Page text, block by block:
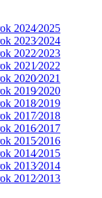
2024⁄2025
2023⁄2024
2022⁄2023
2021⁄2022
2020⁄2021
2019⁄2020
2018⁄2019
2017⁄2018
2016⁄2017
2015⁄2016
2014⁄2015
2013⁄2014
2012⁄2013